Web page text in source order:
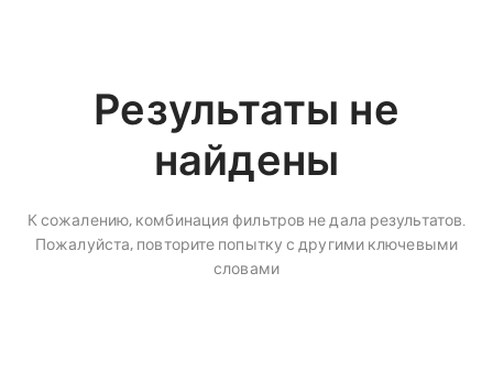
Результаты не
найдены
К сожалению, комбинация фильтров не дала результатов.
Пожалуйста, повторите попытку с другими ключевыми
словами